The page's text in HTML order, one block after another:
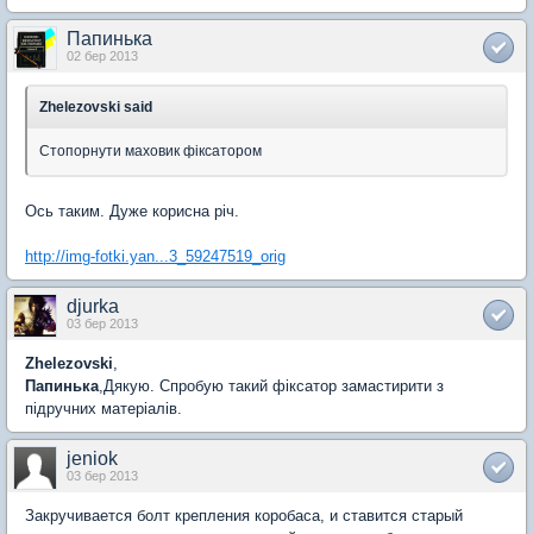
Папинька
02 бер 2013
Zhelezovski said
Стопорнути маховик фіксатором
Ось таким. Дуже корисна річ.
http://img-fotki.yan...3_59247519_orig
djurka
03 бер 2013
Zhelezovski,
Папинька,Дякую. Спробую такий фіксатор замастирити з
підручних матеріалів.
jeniok
03 бер 2013
Закручивается болт крепления коробаса, и ставится старый